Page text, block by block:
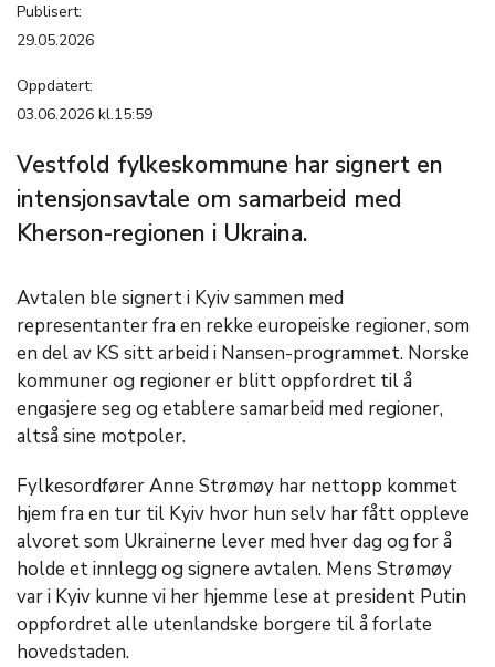
Publisert:
29.05.2026
Oppdatert:
03.06.2026 kl.15:59
Vestfold fylkeskommune har signert en
intensjonsavtale om samarbeid med
Kherson-regionen i Ukraina.
Avtalen ble signert i Kyiv sammen med
representanter fra en rekke europeiske regioner, som
en del av KS sitt arbeid i Nansen-programmet. Norske
kommuner og regioner er blitt oppfordret til å
engasjere seg og etablere samarbeid med regioner,
altså sine motpoler.
Fylkesordfører Anne Strømøy har nettopp kommet
hjem fra en tur til Kyiv hvor hun selv har fått oppleve
alvoret som Ukrainerne lever med hver dag og for å
holde et innlegg og signere avtalen. Mens Strømøy
var i Kyiv kunne vi her hjemme lese at president Putin
oppfordret alle utenlandske borgere til å forlate
hovedstaden.